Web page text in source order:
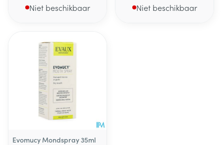
Niet beschikbaar Niet beschikbaar
Evomucy Mondspray 35ml